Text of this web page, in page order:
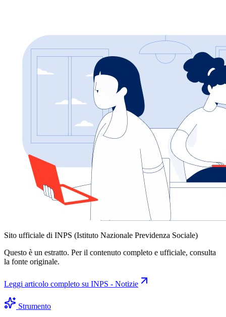
Sito ufficiale di INPS (Istituto Nazionale Previdenza Sociale)
Questo è un estratto. Per il contenuto completo e ufficiale, consulta
la fonte originale.
Leggi articolo completo su INPS - Notizie
Strumento